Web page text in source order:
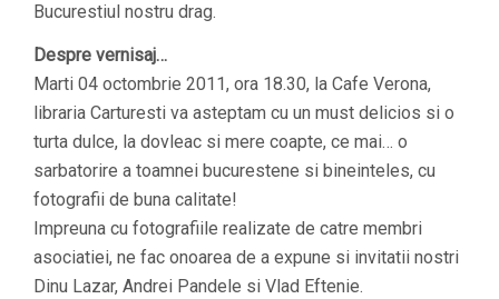
Bucurestiul nostru drag.
Despre vernisaj…
Marti 04 octombrie 2011, ora 18.30, la Cafe Verona,
libraria Carturesti va asteptam cu un must delicios si o
turta dulce, la dovleac si mere coapte, ce mai… o
sarbatorire a toamnei bucurestene si bineinteles, cu
fotografii de buna calitate!
Impreuna cu fotografiile realizate de catre membri
asociatiei, ne fac onoarea de a expune si invitatii nostri
Dinu Lazar, Andrei Pandele si Vlad Eftenie.